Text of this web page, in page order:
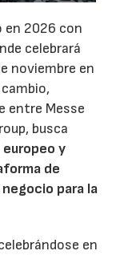
en 2026 con
celebrará
noviembre en
entre Messe
busca
y
de
para la
en